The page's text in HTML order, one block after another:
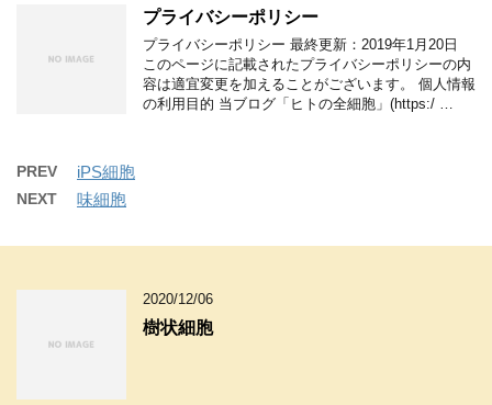
プライバシーポリシー
プライバシーポリシー 最終更新：2019年1月20日
このページに記載されたプライバシーポリシーの内
容は適宜変更を加えることがございます。 個人情報
の利用目的 当ブログ「ヒトの全細胞」(https:/ …
PREV iPS細胞
NEXT 味細胞
2020/12/06
樹状細胞